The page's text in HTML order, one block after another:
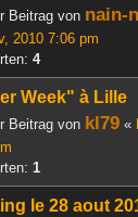
Beitrag von nain-
2010 7:06 pm
4
Week" à Lille
Beitrag von kl79 «
1
le 28 aout